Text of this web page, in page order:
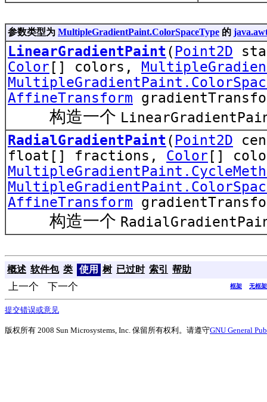
参数类型为 MultipleGradientPaint.ColorSpaceType 的
LinearGradientPaint ( Point2D
Color [] colors,
AffineTransform
构造一个
RadialGradientPaint ( Point2D
float[] fractions, Color []
AffineTransform
构造一个
概述 软件包 类 使用 树 已过时 索引 帮助
上一个 下一个 框架 无框架
提交错误或意见
版权所有 2008 Sun Microsystems, Inc. 保留所有权利。请遵守GNU General